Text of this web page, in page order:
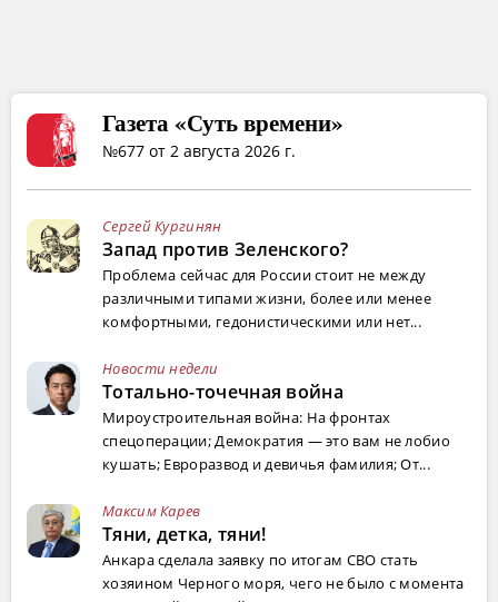
Газета «Суть времени»
№677 от 2 августа 2026 г.
Сергей Кургинян
Запад против Зеленского?
Проблема сейчас для России стоит не между
различными типами жизни, более или менее
комфортными, гедонистическими или нет...
Новости недели
Тотально-точечная война
Мироустроительная война: На фронтах
спецоперации; Демократия — это вам не лобио
кушать; Евроразвод и девичья фамилия; От...
Максим Карев
Тяни, детка, тяни!
Анкара сделала заявку по итогам СВО стать
хозяином Черного моря, чего не было с момента